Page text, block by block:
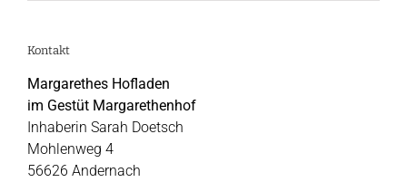
Kontakt
Margarethes Hofladen
im Gestüt Margarethenhof
Inhaberin Sarah Doetsch
Mohlenweg 4
56626 Andernach